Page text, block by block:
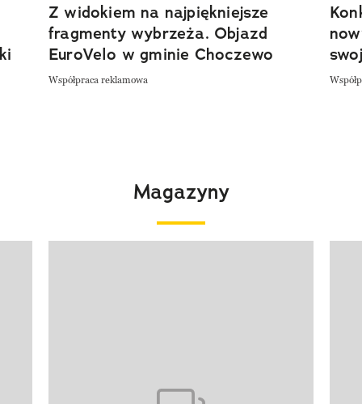
Z widokiem na najpiękniejsze
fragmenty wybrzeża. Objazd
EuroVelo w gminie Choczewo
Współpraca reklamowa
Magazyny